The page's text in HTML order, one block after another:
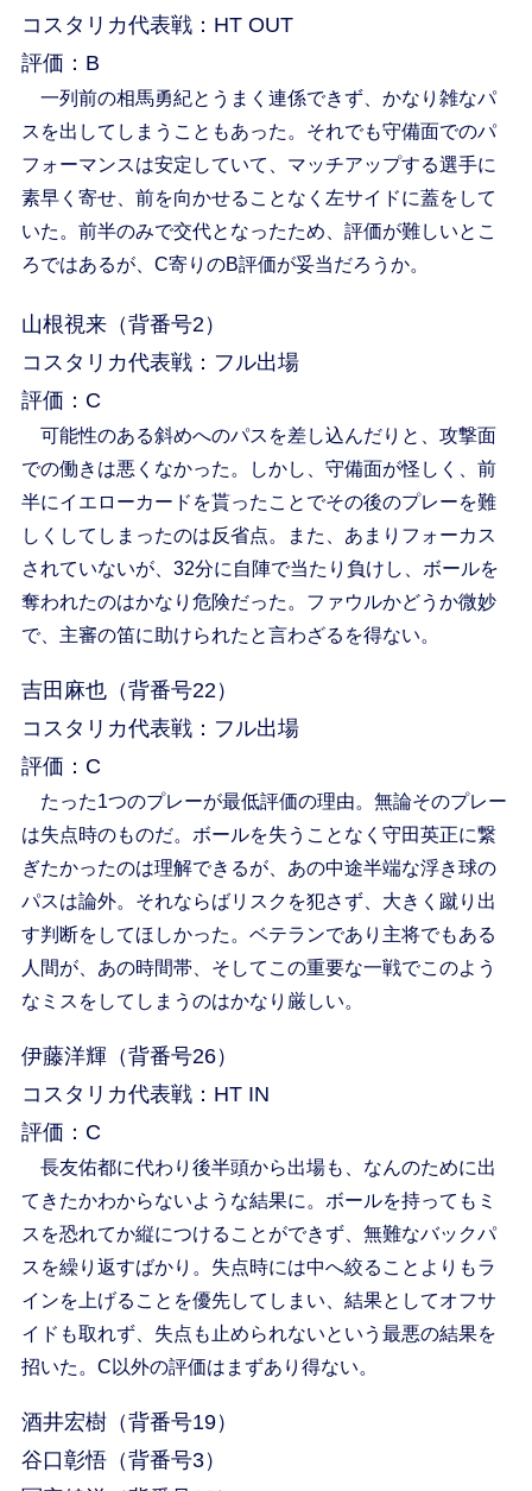
コスタリカ代表戦：HT OUT
評価：B
一列前の相馬勇紀とうまく連係できず、かなり雑なパ
スを出してしまうこともあった。それでも守備面でのパ
フォーマンスは安定していて、マッチアップする選手に
素早く寄せ、前を向かせることなく左サイドに蓋をして
いた。前半のみで交代となったため、評価が難しいとこ
ろではあるが、C寄りのB評価が妥当だろうか。
山根視来（背番号2）
コスタリカ代表戦：フル出場
評価：C
可能性のある斜めへのパスを差し込んだりと、攻撃面
での働きは悪くなかった。しかし、守備面が怪しく、前
半にイエローカードを貰ったことでその後のプレーを難
しくしてしまったのは反省点。また、あまりフォーカス
されていないが、32分に自陣で当たり負けし、ボールを
奪われたのはかなり危険だった。ファウルかどうか微妙
で、主審の笛に助けられたと言わざるを得ない。
吉田麻也（背番号22）
コスタリカ代表戦：フル出場
評価：C
たった1つのプレーが最低評価の理由。無論そのプレー
は失点時のものだ。ボールを失うことなく守田英正に繋
ぎたかったのは理解できるが、あの中途半端な浮き球の
パスは論外。それならばリスクを犯さず、大きく蹴り出
す判断をしてほしかった。ベテランであり主将でもある
人間が、あの時間帯、そしてこの重要な一戦でこのよう
なミスをしてしまうのはかなり厳しい。
伊藤洋輝（背番号26）
コスタリカ代表戦：HT IN
評価：C
長友佑都に代わり後半頭から出場も、なんのために出
てきたかわからないような結果に。ボールを持ってもミ
スを恐れてか縦につけることができず、無難なバックパ
スを繰り返すばかり。失点時には中へ絞ることよりもラ
インを上げることを優先してしまい、結果としてオフサ
イドも取れず、失点も止められないという最悪の結果を
招いた。C以外の評価はまずあり得ない。
酒井宏樹（背番号19）
谷口彰悟（背番号3）